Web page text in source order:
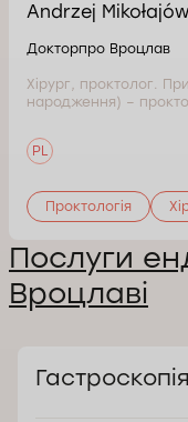
Andrzej Mikołajów
Докторпро Вроцлав
Хірург, проктолог.
народження) –
PL
Проктологія
Послуги
Вроцлаві